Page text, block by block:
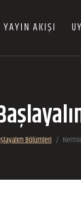
YAYIN AKIŞI
Bölümleri